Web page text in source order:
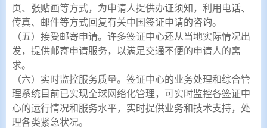
页、张贴画等方式，为申请人提供办证须知，利用电话、
传真、邮件等方式回复有关中国签证申请的咨询。
（五）接受邮寄申请。许多签证中心还从当地实际情况出
发，提供邮寄申请服务，以满足交通不便的申请人的需
求。
（六）实时监控服务质量。签证中心的业务处理和综合管
理系统目前已实现全球网络化管理，可实时监控各签证中
心的运行情况和服务水平，实时提供业务和技术支持，处
理各类紧急状况。